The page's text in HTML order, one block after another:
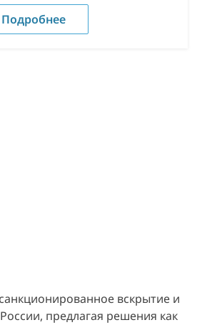
Подробнее
вскрытие и
предлагая решения как